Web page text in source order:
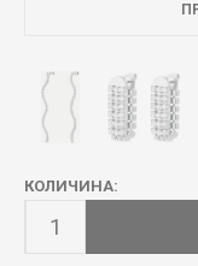
КОЛИЧИНА: